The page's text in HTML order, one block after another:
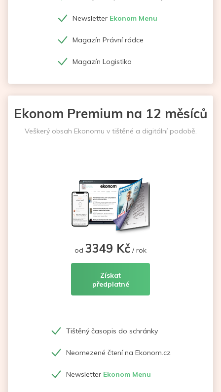
Newsletter Ekonom Menu
Magazín Právní rádce
Magazín Logistika
Ekonom Premium na 12 měsíců
Veškerý obsah Ekonomu v tištěné a digitální podobě.
od 3349 Kč / rok
Získat
předplatné
Tištěný časopis do schránky
Neomezené čtení na Ekonom.cz
Newsletter Ekonom Menu